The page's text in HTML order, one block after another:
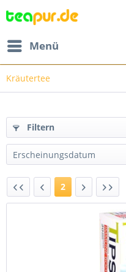
Menü
Kräutertee
Filtern
2